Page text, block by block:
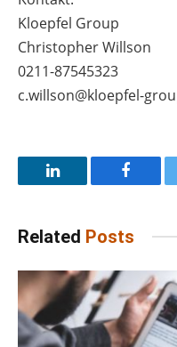
Kloepfel Group
Christopher Willson
0211-87545323
c.willson@kloepfel-
LinkedIn
Related Posts